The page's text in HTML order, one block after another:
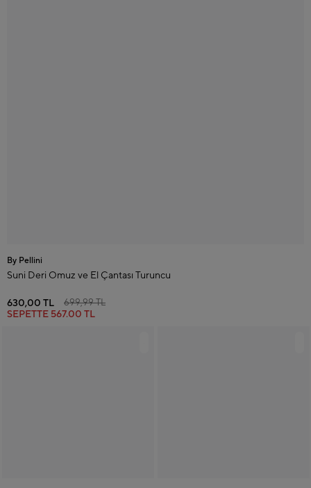
By Pellini
Suni Deri Omuz ve El Çantası Turuncu
630,00 TL 699,99 TL
SEPETTE 567.00 TL